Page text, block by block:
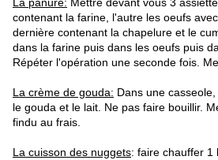
contenant la farine, l'autre les oeufs
dernière contenant la chapelure et le
dans la farine puis dans les oeufs puis
Répéter l'opération une seconde fois.
La crème de gouda: Dans une
le gouda et le lait. Ne pas faire bouillir.
findu au frais.
La cuisson des nuggets: faire chauffer 1